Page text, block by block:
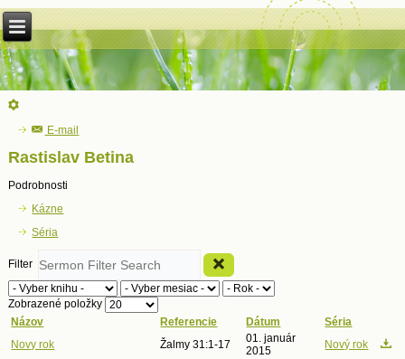
E-mail
Rastislav Betina
Podrobnosti
Kázne
Séria
Filter
Zobrazené položky
Názov
Referencie Dátum
Séria
Novy rok
Žalmy 31:1-17
01. január
2015
Nový rok